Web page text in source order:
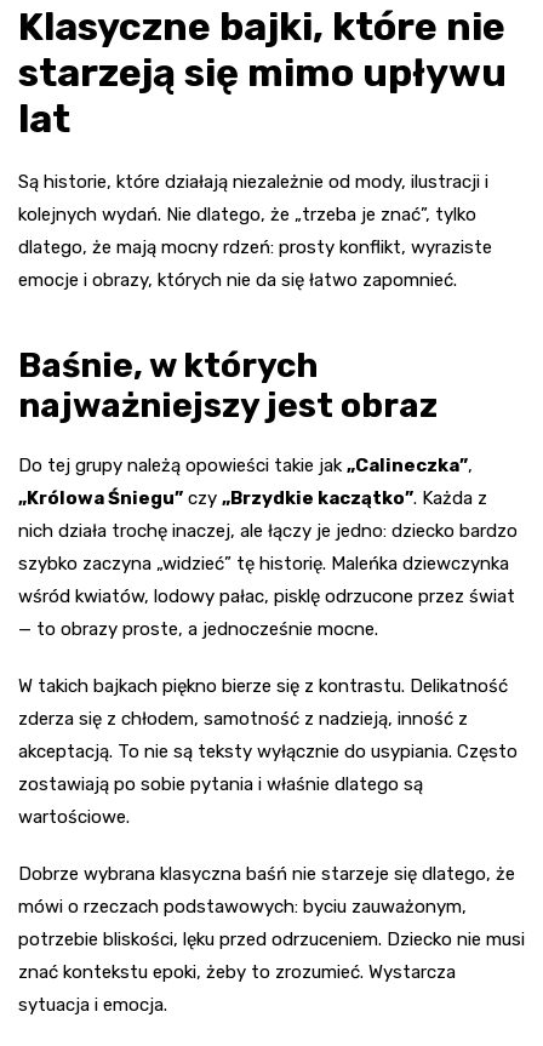
Klasyczne bajki, które nie
starzeją się mimo upływu
lat
Są historie, które działają niezależnie od mody, ilustracji i
kolejnych wydań. Nie dlatego, że „trzeba je znać”, tylko
dlatego, że mają mocny rdzeń: prosty konflikt, wyraziste
emocje i obrazy, których nie da się łatwo zapomnieć.
Baśnie, w których
najważniejszy jest obraz
Do tej grupy należą opowieści takie jak „Calineczka”,
„Królowa Śniegu” czy „Brzydkie kaczątko”. Każda z
nich działa trochę inaczej, ale łączy je jedno: dziecko bardzo
szybko zaczyna „widzieć” tę historię. Maleńka dziewczynka
wśród kwiatów, lodowy pałac, pisklę odrzucone przez świat
— to obrazy proste, a jednocześnie mocne.
W takich bajkach piękno bierze się z kontrastu. Delikatność
zderza się z chłodem, samotność z nadzieją, inność z
akceptacją. To nie są teksty wyłącznie do usypiania. Często
zostawiają po sobie pytania i właśnie dlatego są
wartościowe.
Dobrze wybrana klasyczna baśń nie starzeje się dlatego, że
mówi o rzeczach podstawowych: byciu zauważonym,
potrzebie bliskości, lęku przed odrzuceniem. Dziecko nie musi
znać kontekstu epoki, żeby to zrozumieć. Wystarcza
sytuacja i emocja.